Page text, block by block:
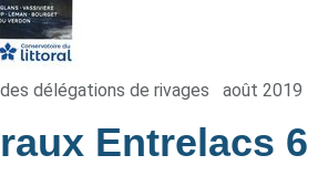
délégations de rivages août 2019
Entrelacs 6